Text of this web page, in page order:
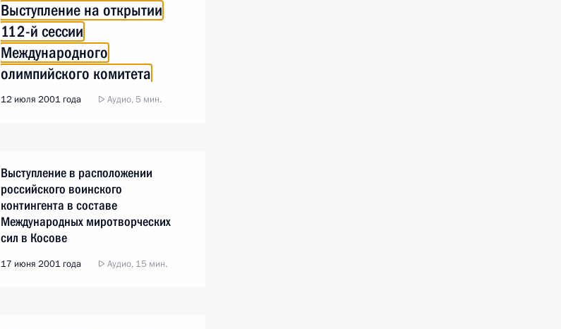
Выступление на открытии
112-й сессии
Международного
олимпийского комитета
12 июля 2001 года Аудио, 5 мин.
Выступление в расположении
российского воинского
контингента в составе
Международных миротворческих
сил в Косове
17 июня 2001 года Аудио, 15 мин.